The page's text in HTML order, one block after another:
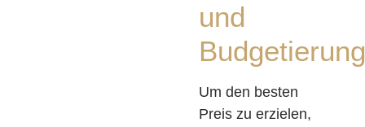
und
Budgetierung
Um den besten
Preis zu erzielen,